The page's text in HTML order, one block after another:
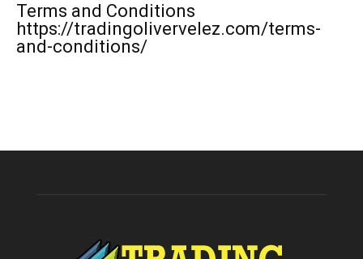
Terms and Conditions
https://tradingolivervelez.com/terms-
and-conditions/